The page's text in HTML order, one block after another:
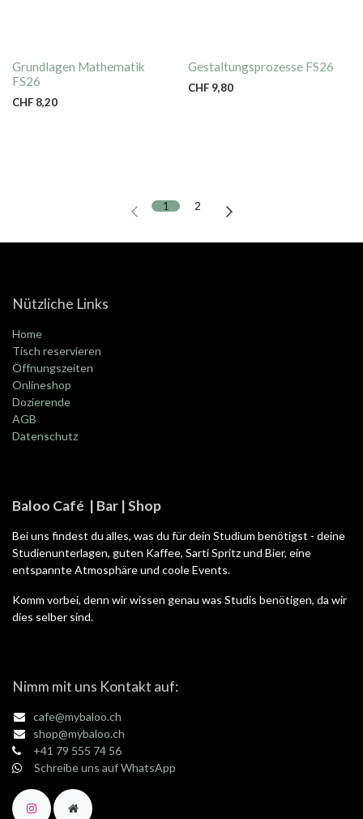
Grundlagen Mathematik
FS26
CHF 8,20
Gestaltungsprozesse FS26
CHF 9,80
1 2
Nützliche Links
Home
Tisch reservieren
Öffnungszeiten
Onlineshop
Dozierende
AGB
Datenschutz
Baloo Café | Bar | Shop
Bei uns findest du alles, was du für dein Studium benötigst - deine
Studienunterlagen, guten Kaffee, Sarti Spritz und Bier, eine
entspannte Atmosphäre und coole Events.
Komm vorbei, denn wir wissen genau was Studis benötigen, da wir
dies selber sind.
Nimm mit uns Kontakt auf:
cafe@mybaloo.ch
shop@mybaloo.ch
+41 79 555 74 56
Schreibe uns auf WhatsApp